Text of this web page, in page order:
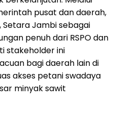
pusat dan daerah,
Setara Jambi sebagai
penuh dari RSPO dan
stakeholder ini
bagi daerah lain di
akses petani swadaya
minyak sawit